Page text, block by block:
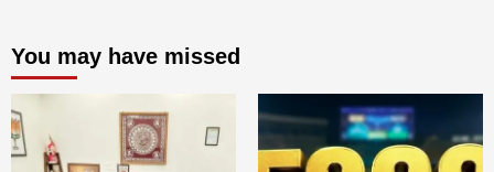
You may have missed